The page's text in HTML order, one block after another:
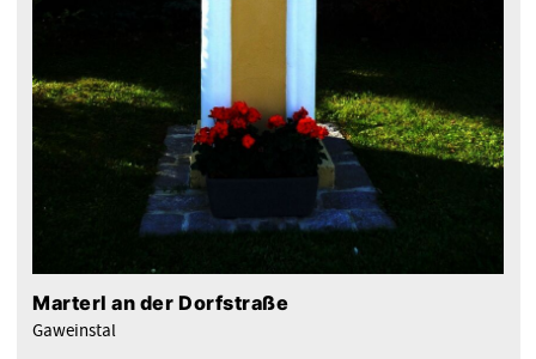
Marterl an der Dorfstraße
Gaweinstal